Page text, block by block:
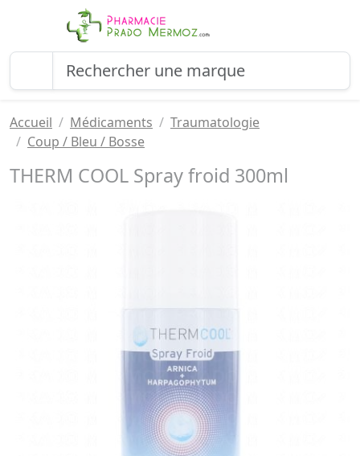
Accueil Médicaments
Traumatologie
Coup / Bleu / Bosse
THERM COOL Spray froid 300ml